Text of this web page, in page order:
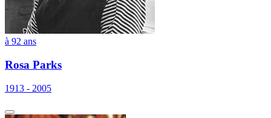
à 92 ans
Rosa Parks
1913 - 2005